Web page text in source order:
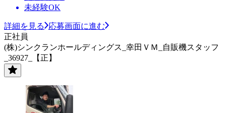
未経験OK
詳細を見る
応募画面に進む
正社員
(株)シンクランホールディングス_幸田ＶＭ_自販機スタッフ
_36927_【正】